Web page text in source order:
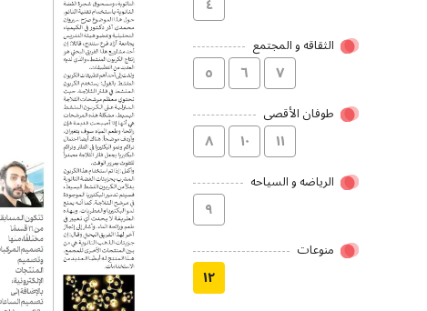
٤
الثقاقه و المجتمع
٥ ٦ ۷
طوفان الأقصى
۸ ۱۰ ۱۱
الریاضه و السیاحه
۹
منوعات
۱۲